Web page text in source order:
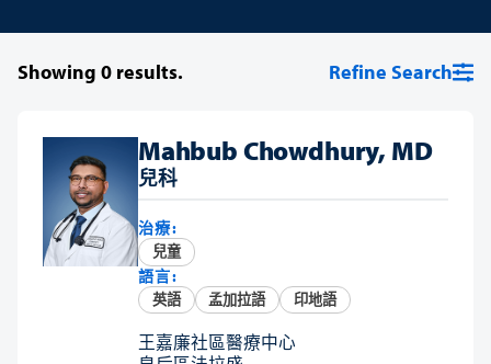
Mahbub Chowdhury, MD
兒科
治療:
兒童
語言:
英語 孟加拉語 印地語
王嘉廉社區醫療中心
Showing 0results. Refine Search